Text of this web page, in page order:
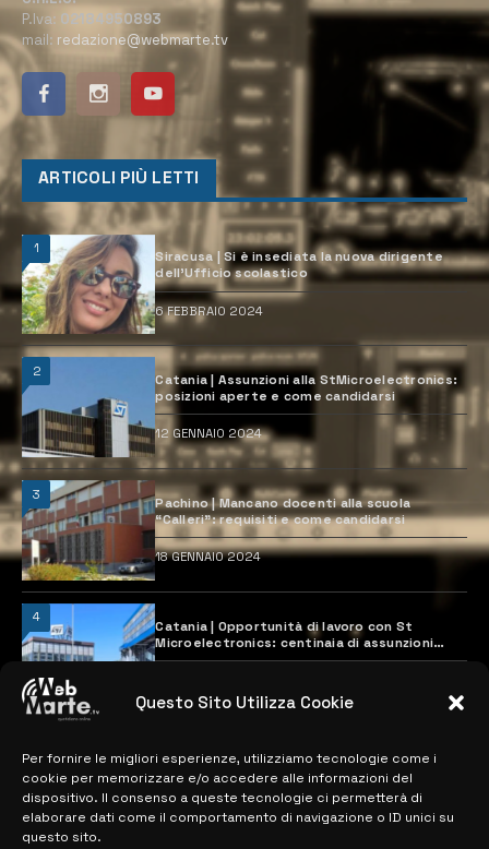
Questo Sito Utilizza Cookie
Per fornire le migliori esperienze, utilizziamo tecnologie come i
cookie per memorizzare e/o accedere alle informazioni del
dispositivo. Il consenso a queste tecnologie ci permetterà di
elaborare dati come il comportamento di navigazione o ID unici su
questo sito.
P.Iva: 02184950893
mail: redazione@webmarte.tv
ARTICOLI PIÙ LETTI
1
Siracusa | Si è insediata la nuova dirigente
dell’Ufficio scolastico
6 FEBBRAIO 2024
2
Catania | Assunzioni alla StMicroelectronics:
posizioni aperte e come candidarsi
12 GENNAIO 2024
3
Pachino | Mancano docenti alla scuola
“Calleri”: requisiti e come candidarsi
18 GENNAIO 2024
4
Catania | Opportunità di lavoro con St
Microelectronics: centinaia di assunzioni
previste
MAPPA DEL SITO
> NOTIZIE